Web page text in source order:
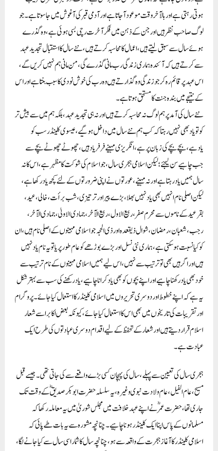
ہوتی رہتی ہے اور بالآخر وقت موعود آجاتا ہے اور آدمی قبر کی آغوش میں جا سوتا ہے۔ جو
لوگ صاحب نظر ہیں اور جن کے ذہن میں فکر آخرت رچی بسی ہوئی ہے، وہ گذرے
ہوئے سال سے سبق لیتے ہیں، اعمال کا محاسبہ کرتے ہیں، نئے سال کا استقبال تجدید عہد
سے کرتے ہیں کہ آئندہ ہماری زندگی رب مانی گذرے گی، من مانی ہم نہیں کریں گے،
اس عہد پر قائم رہ کر جو زندگی وہ گذارتے ہیں وہ رب کی خوش نودی کا سبب بنتا ہے اور اس
کے نتیجے میں بندہ جنت کا مستحق ہوتا ہے۔
نئے سال کی آمد پر ہم لوگ نہ محاسبہ کرتے ہیں اور نہ ہی تجدید عہد، بلکہ ہم میں سے بیش تر
کو تو یاد بھی نہیں رہتاکہ کب ہم نئے سال میں داخل ہو گیے، عیسوی کلینڈر سب کو
یادہے، بچے بچے کی زبان پر ہے، انگریزی مہینے فرفر یاد ہیں، چھوٹے چھوٹے بچے سے
جب چاہیے سن لیجئے؛ لیکن اسلامی ہجری سال، جو اسلام کی شوکت کا مظہر ہے، اس کا نہ
سال ہمیں یاد رہتا ہے اور نہ مہینے، عورتوں نے اپنی ضرورتوں کے لئے کچھ یاد رکھا ہے،
لیکن اصلی نام انہیں بھی یاد نہیں بھلا،بڑے پیراور ترتیزی، شب برأت، خالی، عید،
بقرعید کے ناموں سے محرم صفر، ربیع الاول، ربیع الآخر، جمادی الاولیٰ، جمادی الآخر،
رجب، شعبان، رمضان، شوال ذیقعدہ اور ذی الحجہ جو اسلامی مہینوں کے اصلی نام ہیں، ان
کو کیا نسبت ہو سکتی ہے، ہماری نئی نسل اور بڑے بوڑھے کو عام طور پر یا تو یہ نام یاد نہیں
ہیں اور اگر ہیں بھی تو ترتیب سے نہیں، اس لیے ہمیں اسلامی مہینوں کے نام ترتیب سے
خود بھی یاد رکھنا چاہیے اور اپنے بچوں کو بھی یاد کرانا چاہیے، یاد رکھنے کی سب سے بہتر شکل
یہ ہے کہ اپنے خطوط اور دوسری تحریروں میں اسلامی کلینڈر کا استعمال کیا جائے۔پروگرام
اور تقریبات کی تاریخوں میں بھی اس کا استعمال کیا جائے، کیونکہ بعض اکابر اسے شعار
اسلام قرار دیتے ہیں اور شعار کے تحفظ کے لیے اقدام دوسری عبادتوں کی طرح ایک
عبادت ہے ۔
ہجری سال کی تعیین سے پہلے، سال کی پہچان کسی بڑے واقعے سے کی جاتی تھی۔ جیسے قبل
مسیح،عام الفیل، عام ولادت نبوی وغیرہ، یہ سلسلہ حضرت ابو بکر صدیق ؓ کے وقت تک
جاری تھا، حضرت عمر ؓ نے اپنے عہد خلافت میں مجلس شوریٰ میں یہ معاملہ رکھا کہ
مسلمانوں کے پاس اپنا ایک کلینڈر ہونا چاہیے۔ چنانچہ مشورہ سے یہ بات طے پائی کہ
اسلامی کلینڈر کا آغاز ہجرت کے واقعہ سے ہو، چنانچہ سال کا شمار اسی سال سے کیاجانے لگا،